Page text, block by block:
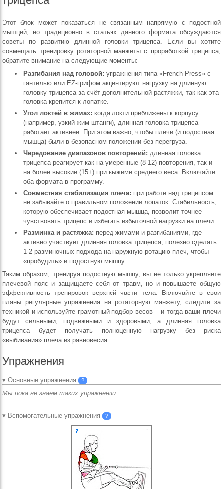
Этот блок может показаться не связанным напрямую с подостной
мышцей, но традиционно в статьях данного формата обсуждаются
советы по развитию длинной головки трицепса. Если вы хотите
совмещать тренировку ротаторной манжеты с проработкой трицепса,
обратите внимание на следующие моменты:
Разгибания над головой: упражнения типа «French Press» с
гантелью или EZ-грифом акцентируют нагрузку на длинную
головку трицепса за счёт дополнительной растяжки, так как эта
головка крепится к лопатке.
Угол локтей в жимах: когда локти приближены к корпусу
(например, узкий жим штанги), длинная головка трицепса
работает активнее. При этом важно, чтобы плечи (и подостная
мышца) были в безопасном положении без перегруза.
Чередование диапазонов повторений: длинная головка
трицепса реагирует как на умеренные (8-12) повторения, так и
на более высокие (15+) при выжиме среднего веса. Включайте
оба формата в программу.
Совместная стабилизация плеча: при работе над трицепсом
не забывайте о правильном положении лопаток. Стабильность,
которую обеспечивает подостная мышца, позволит точнее
чувствовать трицепс и избегать избыточной нагрузки на плечи.
Разминка и растяжка: перед жимами и разгибаниями, где
активно участвует длинная головка трицепса, полезно сделать
1-2 разминочных подхода на наружную ротацию плеч, чтобы
«пробудить» и подостную мышцу.
Таким образом, тренируя подостную мышцу, вы не только укрепляете
плечевой пояс и защищаете себя от травм, но и повышаете общую
эффективность тренировок верхней части тела. Включайте в свои
планы регулярные упражнения на ротаторную манжету, следите за
техникой и используйте грамотный подбор весов – и тогда ваши плечи
будут сильными, подвижными и здоровыми, а длинная головка
трицепса будет получать полноценную нагрузку без риска
«выбивания» плеча из равновесия.
Упражнения
▾ Основные упражнения ?
Мы пока не знаем таких упражнений
▾ Вспомогательные упражнения ?